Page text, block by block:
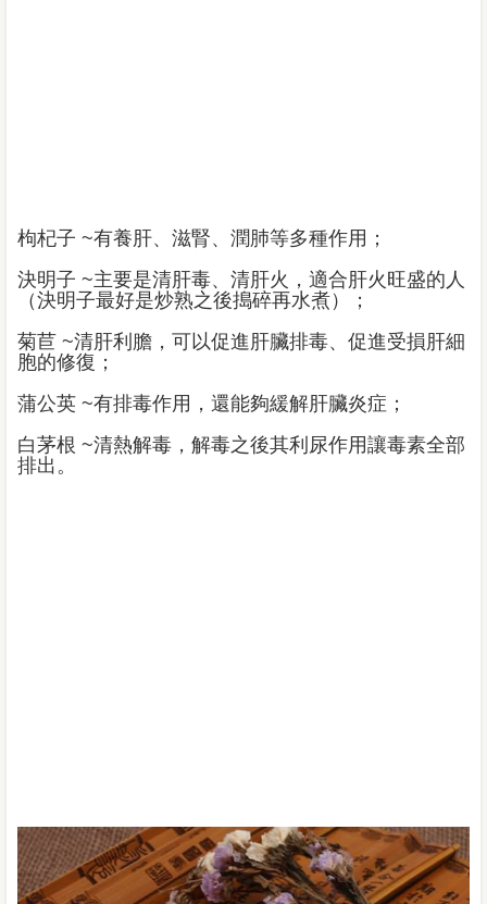
枸杞子 ~有養肝、滋腎、潤肺等多種作用；
決明子 ~主要是清肝毒、清肝火，適合肝火旺盛的人
（決明子最好是炒熟之後搗碎再水煮）；
菊苣 ~清肝利膽，可以促進肝臟排毒、促進受損肝細
胞的修復；
蒲公英 ~有排毒作用，還能夠緩解肝臟炎症；
白茅根 ~清熱解毒，解毒之後其利尿作用讓毒素全部
排出。